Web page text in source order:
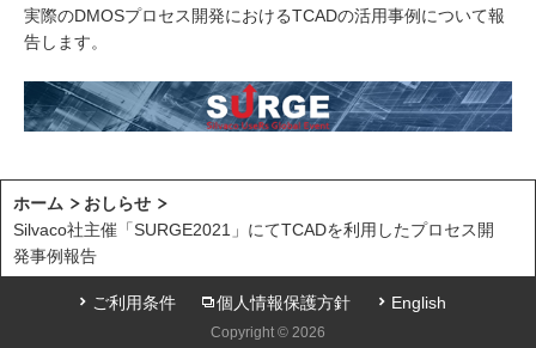
実際のDMOSプロセス開発におけるTCADの活用事例について報
告します。
ホーム
おしらせ
Silvaco社主催「SURGE2021」にてTCADを利用したプロセス開
発事例報告
ご利用条件 個人情報保護方針 English
Copyright © 2026